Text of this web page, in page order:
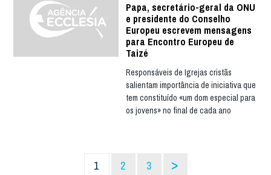
Papa, secretário-geral da ONU
e presidente do Conselho
Europeu escrevem mensagens
para Encontro Europeu de
Taizé
Responsáveis de Igrejas cristãs
salientam importância de iniciativa que
tem constituído «um dom especial para
os jovens» no final de cada ano
1 2 3 >